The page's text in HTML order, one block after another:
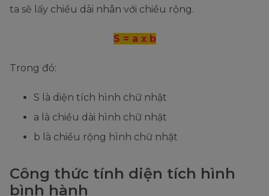
ta sẽ lấy chiều dài nhân với chiều rộng.
S = a x b
Trong đó:
S là diện tích hình chữ nhật
a là chiều dài hình chữ nhật
b là chiều rộng hình chữ nhật
Công thức tính diện tích hình
bình hành